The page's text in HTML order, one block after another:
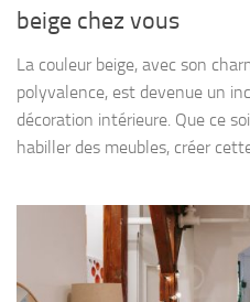
beige chez vous
La couleur beige, avec son
polyvalence, est devenue un
décoration intérieure. Que ce
habiller des meubles, créer